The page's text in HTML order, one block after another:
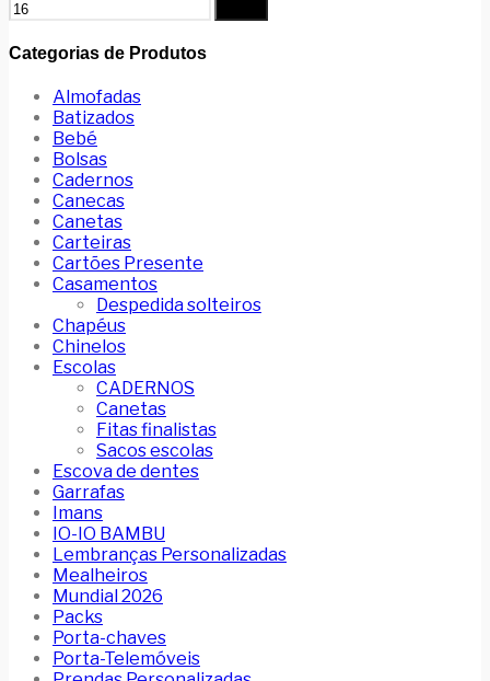
Categorias de Produtos
Almofadas
Batizados
Bebé
Bolsas
Cadernos
Canecas
Canetas
Carteiras
Cartões Presente
Casamentos
Despedida solteiros
Chapéus
Chinelos
Escolas
CADERNOS
Canetas
Fitas finalistas
Sacos escolas
Escova de dentes
Garrafas
Imans
IO-IO BAMBU
Lembranças Personalizadas
Mealheiros
Mundial 2026
Packs
Porta-chaves
Porta-Telemóveis